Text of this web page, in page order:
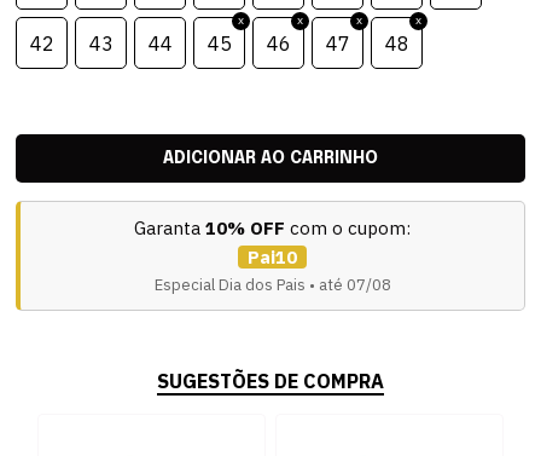
42 43 44 45 46 47 48
Garanta 10% OFF com o cupom:
Pai10
Especial Dia dos Pais • até 07/08
SUGESTÕES DE COMPRA